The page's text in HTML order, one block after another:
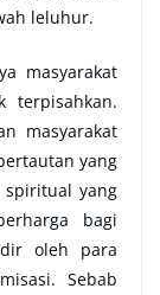
leluhur.
masyarakat
terpisahkan.
masyarakat
yang
yang
bagi
oleh para
Sebab